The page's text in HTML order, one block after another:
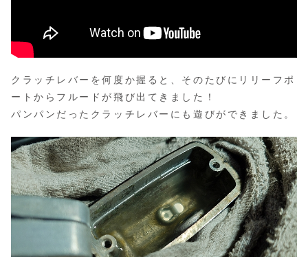
クラッチレバーを何度か握ると、そのたびにリリーフポ
ートからフルードが飛び出てきました！
パンパンだったクラッチレバーにも遊びができました。